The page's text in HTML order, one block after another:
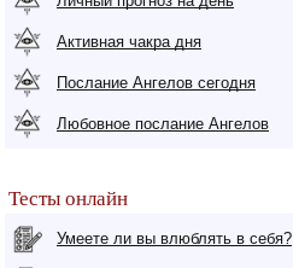
Активная чакра дня
Послание Ангелов сегодня
Любовное послание Ангелов
Тесты онлайн
Умеете ли вы влюблять в себя?